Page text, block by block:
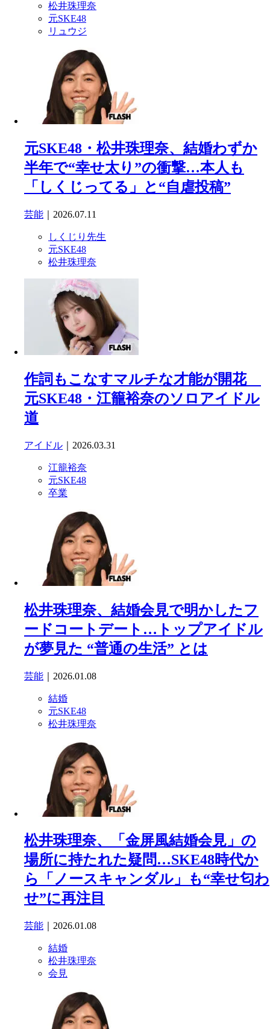
松井珠理奈
元SKE48
リュウジ
元SKE48・松井珠理奈、結婚わずか
半年で“幸せ太り”の衝撃…本人も
「しくじってる」と“自虐投稿”
芸能 ｜2026.07.11
しくじり先生
元SKE48
松井珠理奈
作詞もこなすマルチな才能が開花
元SKE48・江籠裕奈のソロアイドル
道
アイドル ｜2026.03.31
江籠裕奈
元SKE48
卒業
松井珠理奈、結婚会見で明かしたフ
ードコートデート…トップアイドル
が夢見た “普通の生活” とは
芸能 ｜2026.01.08
結婚
元SKE48
松井珠理奈
松井珠理奈、「金屏風結婚会見」の
場所に持たれた疑問…SKE48時代か
ら「ノースキャンダル」も“幸せ匂わ
せ”に再注目
芸能 ｜2026.01.08
結婚
松井珠理奈
会見